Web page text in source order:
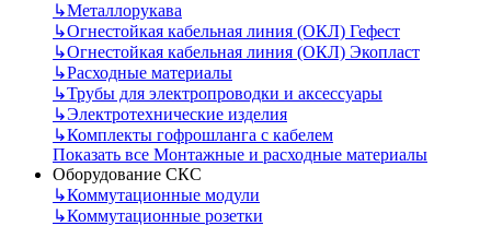
↳Металлорукава
↳Огнестойкая кабельная линия (ОКЛ) Гефест
↳Огнестойкая кабельная линия (ОКЛ) Экопласт
↳Расходные материалы
↳Трубы для электропроводки и аксессуары
↳Электротехнические изделия
↳Комплекты гофрошланга с кабелем
Показать все Монтажные и расходные материалы
Оборудование СКС
↳Коммутационные модули
↳Коммутационные розетки